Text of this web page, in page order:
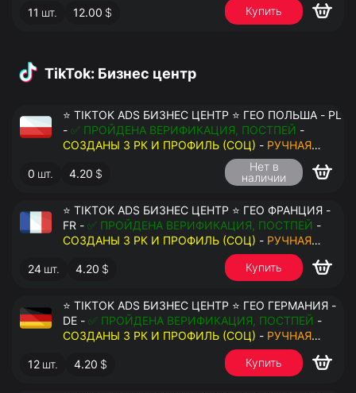
11 шт. 12.00 $ Купить
TikTok: Бизнес центр
⭐ TIKTOK ADS БИЗНЕС ЦЕНТР ⭐ ГЕО ПОЛЬША - PL
- ✅ ПРОЙДЕНА ВЕРИФИКАЦИЯ, ПОСТПЕЙ -
СОЗДАНЫ 3 РК И ПРОФИЛЬ (СОЦ) - РУЧНАЯ
- ДОСТУП К ПОЧТЕ - КУКИ - ВАТ
ЗАПОЛНЕН - ПЕРЕДАЧА В АНТИДЕТЕКТ
0 шт. 4.20 $
Нет в
наличии
⭐ TIKTOK ADS БИЗНЕС ЦЕНТР ⭐ ГЕО ФРАНЦИЯ -
FR - ✅ ПРОЙДЕНА ВЕРИФИКАЦИЯ, ПОСТПЕЙ -
СОЗДАНЫ 3 РК И ПРОФИЛЬ (СОЦ) - РУЧНАЯ
- ДОСТУП К ПОЧТЕ - КУКИ - ВАТ
ЗАПОЛНЕН - ПЕРЕДАЧА В АНТИДЕТЕКТ
24 шт. 4.20 $ Купить
⭐ TIKTOK ADS БИЗНЕС ЦЕНТР ⭐ ГЕО ГЕРМАНИЯ -
DE - ✅ ПРОЙДЕНА ВЕРИФИКАЦИЯ, ПОСТПЕЙ -
СОЗДАНЫ 3 РК И ПРОФИЛЬ (СОЦ) - РУЧНАЯ
- ДОСТУП К ПОЧТЕ - КУКИ - ВАТ
ЗАПОЛНЕН - ПЕРЕДАЧА В АНТИДЕТЕКТ
12 шт. 4.20 $ Купить